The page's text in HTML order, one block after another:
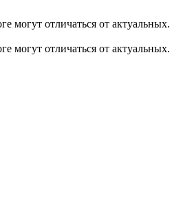
могут отличаться от актуальных.
могут отличаться от актуальных.